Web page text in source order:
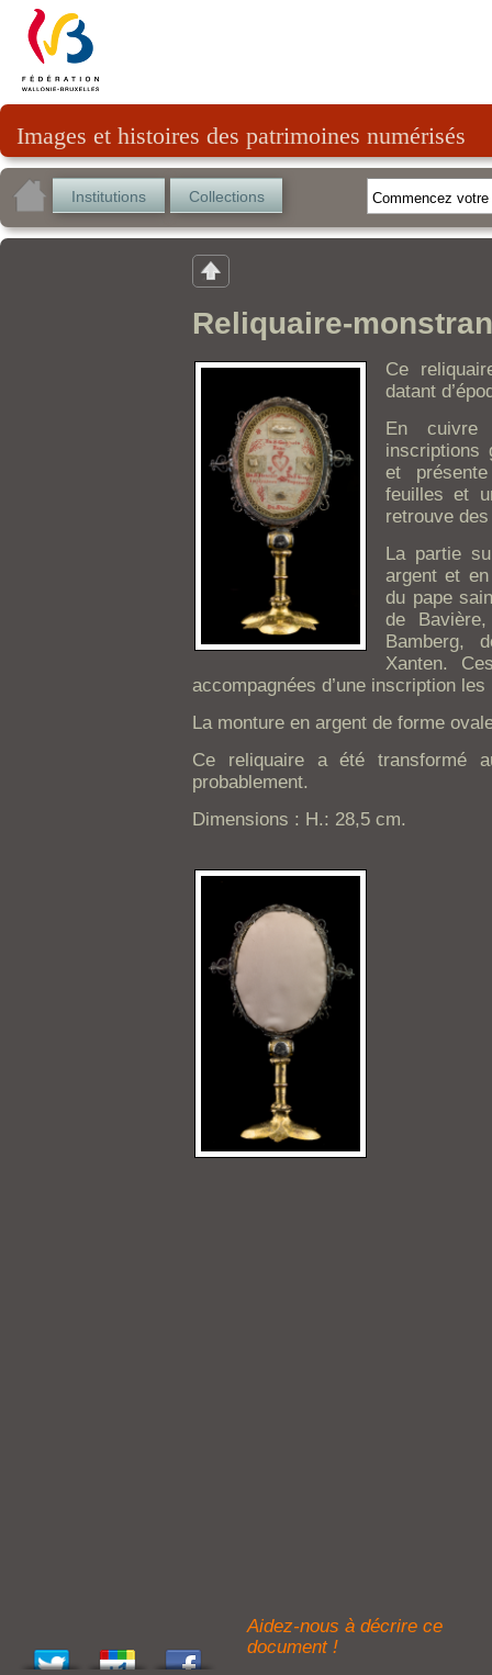
Images et histoires des patrimoines numérisés
Institutions Collections
Reliquaire-
Ce
datant
En cuivre
inscriptions
et
feuilles et
retrouve
La partie
argent et
du pape
de
Bamberg,
Xanten.
accompagnées d’une inscription
La monture en argent de forme
Ce reliquaire a été transformé
probablement.
Dimensions : H.: 28,5 cm.
Aidez-nous à décrire ce
document !